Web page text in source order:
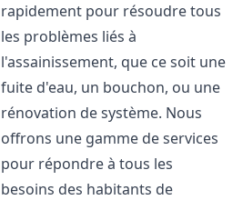
rapidement pour résoudre tous
les problèmes liés à
l'assainissement, que ce soit une
fuite d'eau, un bouchon, ou une
rénovation de système. Nous
offrons une gamme de services
pour répondre à tous les
besoins des habitants de